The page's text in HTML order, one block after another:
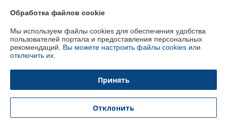
Регистрационный номер ЕГР: 191157902
УНП: 191157902
Регистрационный орган: Горисполком
Ссылка на свидетельство/лицензию
Местонахождение книги жалоб и предложений: ул. Ваупшасова 42 а,
офис.30
Обработка файлов cookie
Мы используем файлы cookies для обеспечения удобства
пользователей портала и предоставления персональных
рекомендаций. Вы можете настроить файлы cookies или
отключить их.
Принять
Отклонить